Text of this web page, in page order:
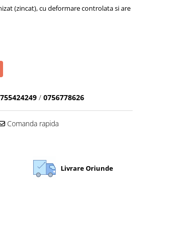
(zincat), cu deformare controlata si are
/ 0756778626
Comanda rapida
Livrare Oriunde